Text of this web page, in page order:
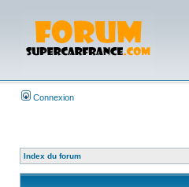
Connexion
Index du forum